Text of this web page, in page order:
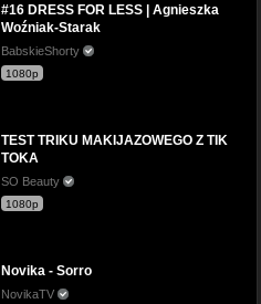
#16 DRESS FOR LESS | Agnieszka
Woźniak-Starak
BabskieShorty
1080p
TEST TRIKU MAKIJAZOWEGO Z TIK
TOKA
SO Beauty
1080p
Novika - Sorro
NovikaTV